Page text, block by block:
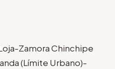
Zamora Chinchipe
(Límite Urbano)-